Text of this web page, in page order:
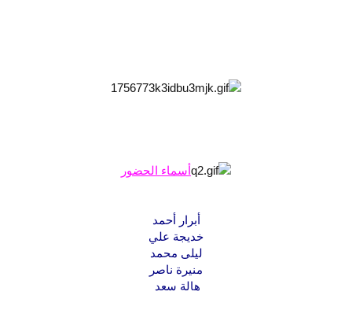
أسماء الحضور
أبرار أحمد
خديجة علي
ليلى محمد
منيرة ناصر
هالة سعد